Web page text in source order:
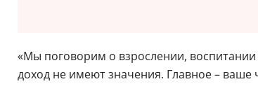
«Мы поговорим о взрослении, воспитании
доход не имеют значения. Главное –